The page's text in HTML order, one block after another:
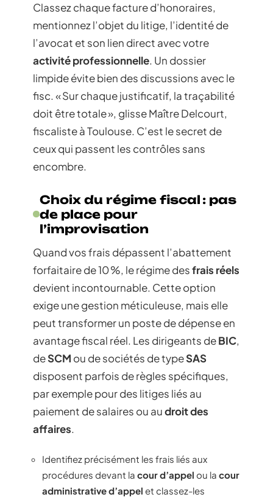
Classez chaque facture d’honoraires,
mentionnez l’objet du litige, l’identité de
l’avocat et son lien direct avec votre
activité professionnelle. Un dossier
limpide évite bien des discussions avec le
fisc. « Sur chaque justificatif, la traçabilité
doit être totale », glisse Maître Delcourt,
fiscaliste à Toulouse. C’est le secret de
ceux qui passent les contrôles sans
encombre.
Choix du régime fiscal : pas
de place pour
l’improvisation
Quand vos frais dépassent l’abattement
forfaitaire de 10 %, le régime desfrais réels
devient incontournable. Cette option
exige une gestion méticuleuse, mais elle
peut transformer un poste de dépense en
avantage fiscal réel. Les dirigeants deBIC,
deSCM ou de sociétés de typeSAS
disposent parfois de règles spécifiques,
par exemple pour des litiges liés au
paiement de salaires ou audroit des
affaires.
Identifiez précisément les frais liés aux
procédures devant la cour d’appel ou la cour
administrative d’appel et classez-les